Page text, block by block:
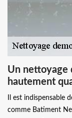
Un nettoyage
hautement
Il est indispensable
comme Batiment